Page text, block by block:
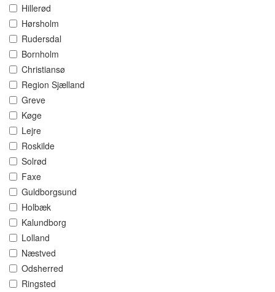
Hillerød
Hørsholm
Rudersdal
Bornholm
Christiansø
Region Sjælland
Greve
Køge
Lejre
Roskilde
Solrød
Faxe
Guldborgsund
Holbæk
Kalundborg
Lolland
Næstved
Odsherred
Ringsted